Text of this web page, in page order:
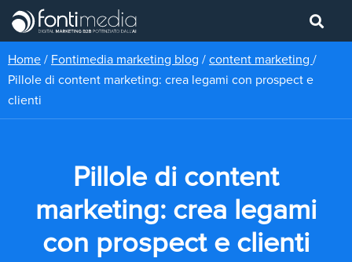
Home / Fontimedia marketing blog / content marketing /
Pillole di content marketing: crea legami con prospect e
clienti
Pillole di content
marketing: crea legami
con prospect e clienti